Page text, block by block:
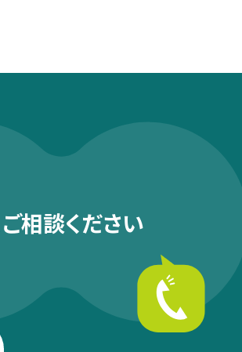
ご相談ください